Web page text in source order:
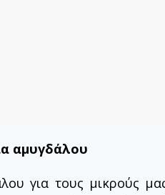
αμυγδάλου
για τους μικρούς